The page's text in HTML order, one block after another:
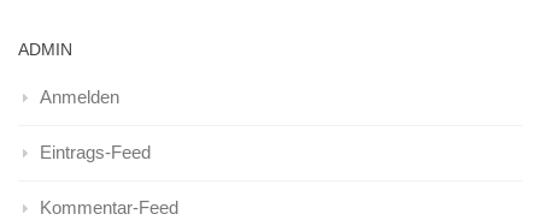
ADMIN
Anmelden
Eintrags-Feed
Kommentar-Feed